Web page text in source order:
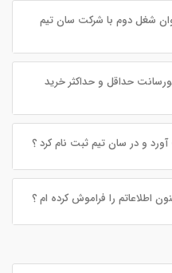
شغل دوم با شرکت سان تیم
حداقل و حداکثر خرید
و در سان تیم ثبت نام کرد ؟
اطلاعاتم را فراموش کرده ام ؟